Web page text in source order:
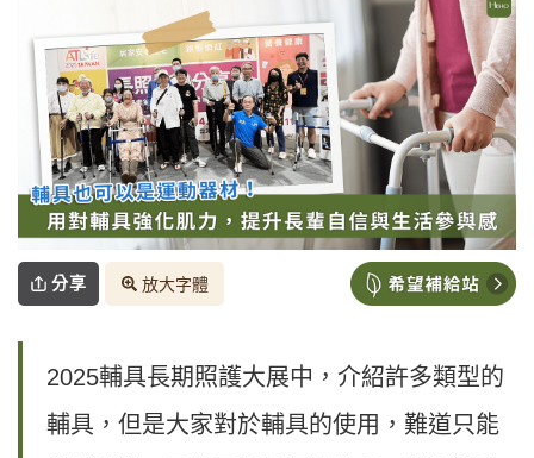
分享 放大字體
2025輔具長期照護大展中，介紹許多類型的
輔具，但是大家對於輔具的使用，難道只能